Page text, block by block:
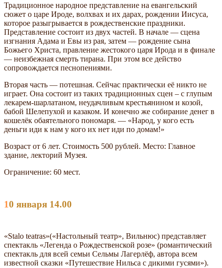
Традиционное народное представление на евангельский
сюжет о царе Ироде, волхвах и их дарах, рождении Иисуса,
которое разыгрывается в рождественские праздники.
Представление состоит из двух частей. В начале — сцена
изгнания Адама и Евы из рая, затем — рождение сына
Божьего Христа, правление жестокого царя Ирода и в финале
— неизбежная смерть тирана. При этом все действо
сопровождается песнопениями.
Вторая часть — потешная. Сейчас практически её никто не
играет. Она состоит из таких традиционных сцен – с глупым
лекарем-шарлатаном, неудачливым крестьянином и козой,
бабой Шелепухой и казаком. И конечно же собирание денег в
кошелёк обаятельного пономаря. — «Народ, у кого есть
деньги иди к нам у кого их нет иди по домам!»
Возраст от 6 лет. Стоимость 500 рублей. Место: Главное
здание, лекторий Музея.
Ограничение: 60 мест.
10 января 14.00
«Stalo teatras»(«Настольный театр», Вильнюс) представляет
спектакль «Легенда о Рождественской розе» (романтический
спектакль для всей семьи Сельмы Лагерлёф, автора всем
известной сказки «Путешествие Нильса с дикими гусями»).